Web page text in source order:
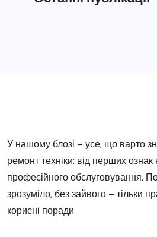
У нашому блозі – усе, що варто
ремонт техніки: від перших ознак
професійного обслуговування.
зрозуміло, без зайвого – тільки
корисні поради.